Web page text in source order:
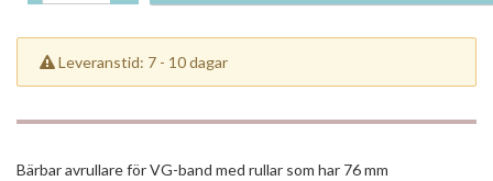
Leveranstid: 7 - 10 dagar
Bärbar avrullare för VG-band med rullar som har 76 mm